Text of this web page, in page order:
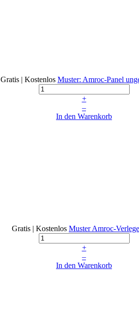
Gratis | Kostenlos Muster: Amroc-Panel
+
–
In den Warenkorb
Gratis | Kostenlos Muster Amroc-
+
–
In den Warenkorb